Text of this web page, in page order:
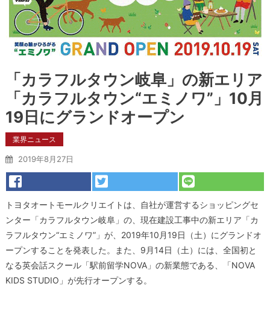
「カラフルタウン岐阜」の新エリア
「カラフルタウン“エミノワ”」10月
19日にグランドオープン
業界ニュース
2019年8月27日
トヨタオートモールクリエイトは、自社が運営するショッピングセ
ンター「カラフルタウン岐阜」の、現在建設工事中の新エリア「カ
ラフルタウン“エミノワ”」が、2019年10月19日（土）にグランドオ
ープンすることを発表した。また、9月14日（土）には、全国初と
なる英会話スクール「駅前留学NOVA」の新業態である、「NOVA
KIDS STUDIO」が先行オープンする。